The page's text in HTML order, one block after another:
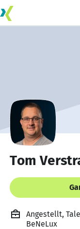
Tom
Angestellt,
BeNeLux